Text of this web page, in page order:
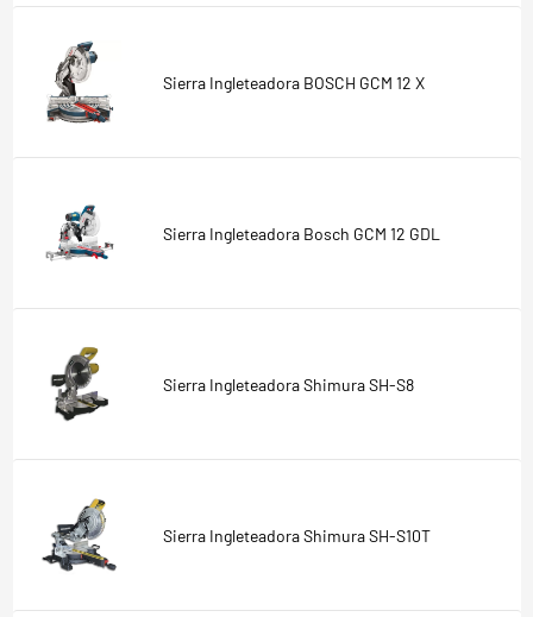
Sierra Ingleteadora BOSCH GCM 12 X
Sierra Ingleteadora Bosch GCM 12 GDL
Sierra Ingleteadora Shimura SH-S8
Sierra Ingleteadora Shimura SH-S10T